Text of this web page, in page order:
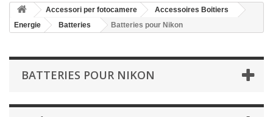
Accessori per fotocamere
Accessoires Boitiers
Energie
Batteries Batteries pour Nikon
BATTERIES POUR NIKON